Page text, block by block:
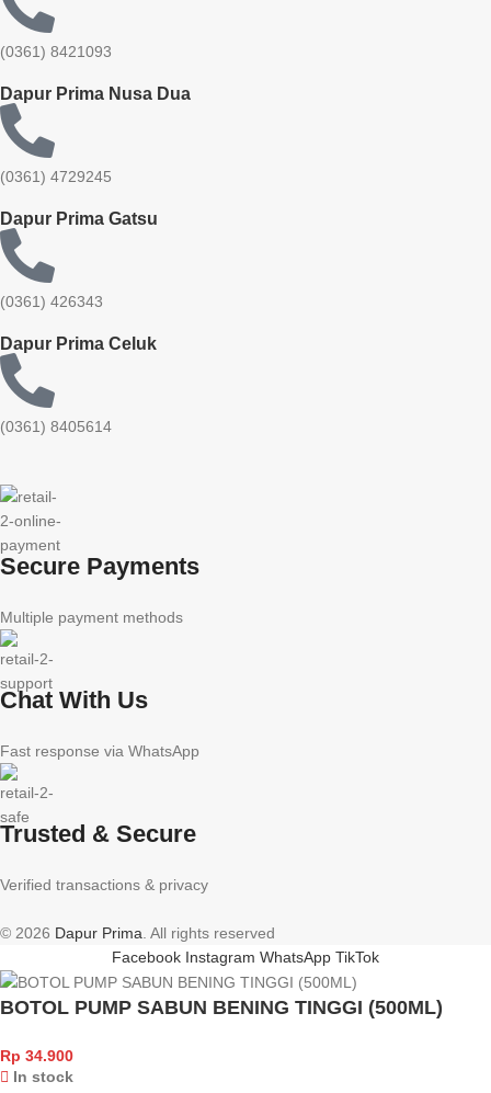
(0361) 8421093
Dapur Prima Nusa Dua
(0361) 4729245
Dapur Prima Gatsu
(0361) 426343
Dapur Prima Celuk
(0361) 8405614
Secure Payments
Multiple payment methods
Chat With Us
Fast response via WhatsApp
Trusted & Secure
Verified transactions & privacy
© 2026 Dapur Prima . All rights reserved
Facebook Instagram WhatsApp TikTok
BOTOL PUMP SABUN BENING TINGGI (500ML)
Rp 34.900
In stock